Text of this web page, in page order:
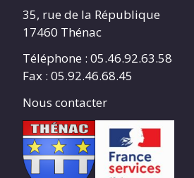
35, rue de la République
17460 Thénac
Téléphone : 05.46.92.63.58
Fax : 05.92.46.68.45
Nous contacter